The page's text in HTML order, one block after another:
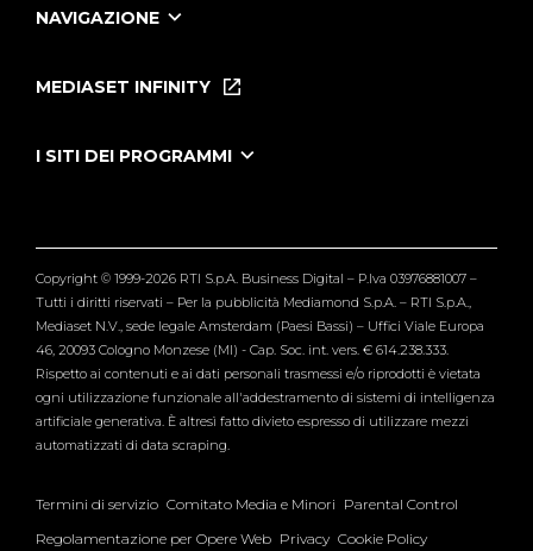
NAVIGAZIONE
Le Iene Presentano Inside
Tutti i servizi
MEDIASET INFINITY
I SITI DEI PROGRAMMI
Verissimo
Copyright © 1999-2026 RTI S.p.A. Business Digital – P.Iva 03976881007 –
Tutti i diritti riservati – Per la pubblicità Mediamond S.p.A. – RTI S.p.A.,
Mediaset N.V., sede legale Amsterdam (Paesi Bassi) – Uffici Viale Europa
46, 20093 Cologno Monzese (MI) - Cap. Soc. int. vers. € 614.238.333.
Rispetto ai contenuti e ai dati personali trasmessi e/o riprodotti è vietata
ogni utilizzazione funzionale all'addestramento di sistemi di intelligenza
artificiale generativa. È altresì fatto divieto espresso di utilizzare mezzi
automatizzati di data scraping.
Termini di servizio Comitato Media e Minori Parental Control
Regolamentazione per Opere Web Privacy Cookie Policy